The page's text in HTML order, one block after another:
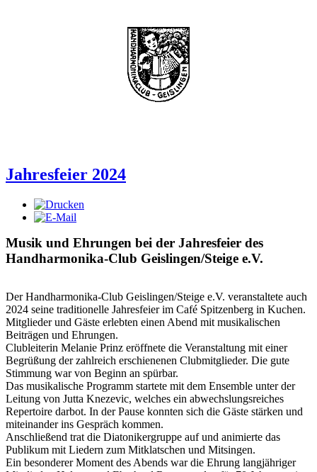
Jahresfeier 2024
Musik und Ehrungen bei der Jahresfeier des
Handharmonika-Club Geislingen/Steige e.V.
Der Handharmonika-Club Geislingen/Steige e.V. veranstaltete auch
2024 seine traditionelle Jahresfeier im Café Spitzenberg in Kuchen.
Mitglieder und Gäste erlebten einen Abend mit musikalischen
Beiträgen und Ehrungen.
Clubleiterin Melanie Prinz eröffnete die Veranstaltung mit einer
Begrüßung der zahlreich erschienenen Clubmitglieder. Die gute
Stimmung war von Beginn an spürbar.
Das musikalische Programm startete mit dem Ensemble unter der
Leitung von Jutta Knezevic, welches ein abwechslungsreiches
Repertoire darbot. In der Pause konnten sich die Gäste stärken und
miteinander ins Gespräch kommen.
Anschließend trat die Diatonikergruppe auf und animierte das
Publikum mit Liedern zum Mitklatschen und Mitsingen.
Ein besonderer Moment des Abends war die Ehrung langjähriger